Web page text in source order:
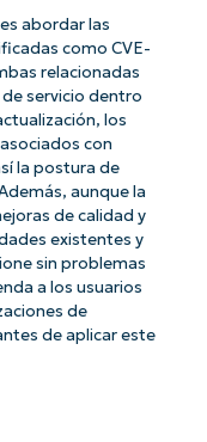
abordar las
como CVE-
relacionadas
servicio dentro
los
con
la postura de
aunque la
de calidad y
existentes y
sin problemas
a los usuarios
de
de aplicar este